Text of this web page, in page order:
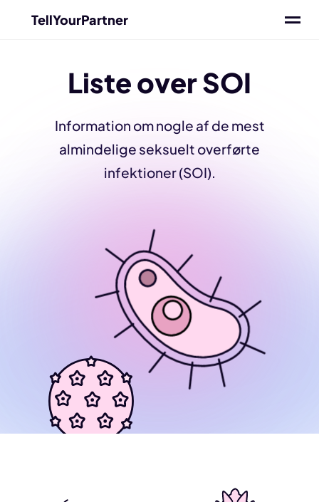
TellYourPartner
Liste over SOI
Information om nogle af de mest
almindelige seksuelt overførte
infektioner (SOI).